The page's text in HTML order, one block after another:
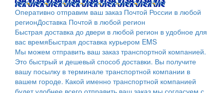
Оперативно отправим ваш заказ Почтой России в любой
регионДоставка Почтой в любой регион
Быстрая доставка до двери в любой регион в удобное для
вас времяБыстрая доставка курьером EMS
Мы можем отправить ваш заказ транспортной компанией.
Это быстрый и дешевый способ доставки. Вы получите
вашу посылку в терминале транспортной компании в
вашем городе. Какой именно транспортной компанией
будет удобнее всего отправить ваш заказ мы согласуем с